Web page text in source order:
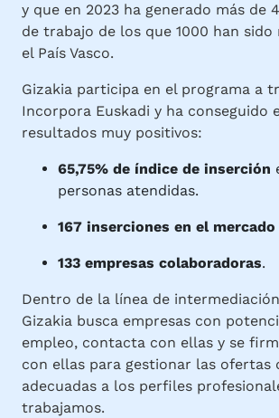
y que en 2023 ha generado más de
de trabajo de los que 1000 han sido
el País Vasco.
Gizakia participa en el programa a
Incorpora Euskadi y ha conseguido
resultados muy positivos:
65,75% de índice de inserción
personas atendidas.
167 inserciones en el
133 empresas colaboradoras.
Dentro de la línea de
Gizakia busca empresas con
empleo, contacta con ellas y se
con ellas para gestionar las ofertas
adecuadas a los perfiles
trabajamos.